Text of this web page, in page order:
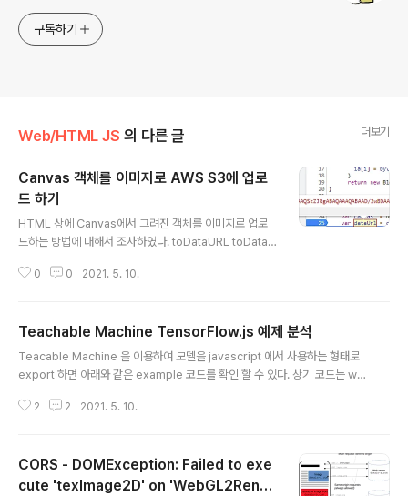
구독하기
Web/HTML JS 의 다른 글 더보기
Canvas 객체를 이미지로 AWS S3에 업로
드 하기
HTML 상에 Canvas에서 그려진 객체를 이미지로 업로
드하는 방법에 대해서 조사하였다. toDataURL toDataU
nvas의 내용을 data URL 문자열로 변환한다. 원하는 인
드를 사용하여서 canvas를 이미지로 변환하는 코드이다.
toDataURL의 경우 모질라 파이어 폭스에서는 image/jp
eg, image/webp 두 가지만 허용함으로 주의해야 한다.
Url = canvas.toDataURL("image/jpeg"); var blob
0 0 2021. 5. 10.
Teachable Machine TensorFlow.js 예제 분석
Teacable Machine 을 이용하여 모델을 javascript 에서 사용하는 형태로
export 하면 아래와 같은 example 코드를 확인 할 수 있다. 상기 코드는 we
Teachable Machine Image Model Start 모델을 로드 하는 코드 모델을
om/models/VS7xWXrlQ/"; let model, webcam, labelContainer, ma
xPredictions; // Load the i..
2 2 2021. 5. 10.
CORS - DOMException: Failed to exe
cute 'texImage2D' on 'WebGL2Rend